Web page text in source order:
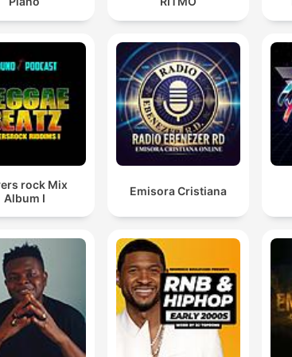
rock Mix
Album I
Emisora Cristiana